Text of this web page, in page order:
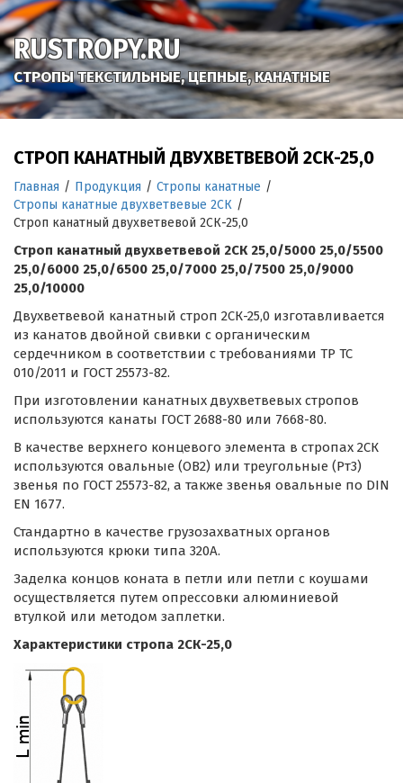
RUSTROPY.RU
СТРОПЫ ТЕКСТИЛЬНЫЕ, ЦЕПНЫЕ, КАНАТНЫЕ
СТРОП КАНАТНЫЙ ДВУХВЕТВЕВОЙ 2СК-25,0
Главная / Продукция / Стропы канатные /
Стропы канатные двухветвевые 2СК /
Строп канатный двухветвевой 2СК-25,0
Строп канатный двухветвевой 2СК 25,0/5000 25,0/5500
25,0/6000 25,0/6500 25,0/7000 25,0/7500 25,0/9000
25,0/10000
Двухветвевой канатный строп 2СК-25,0 изготавливается
из канатов двойной свивки с органическим
сердечником в соответствии с требованиями ТР ТС
010/2011 и ГОСТ 25573-82.
При изготовлении канатных двухветвевых стропов
используются канаты ГОСТ 2688-80 или 7668-80.
В качестве верхнего концевого элемента в стропах 2СК
используются овальные (ОВ2) или треугольные (Рт3)
звенья по ГОСТ 25573-82, а также звенья овальные по DIN
EN 1677.
Стандартно в качестве грузозахватных органов
используются крюки типа 320А.
Заделка концов коната в петли или петли с коушами
осуществляется путем опрессовки алюминиевой
втулкой или методом заплетки.
Характеристики стропа 2СК-25,0